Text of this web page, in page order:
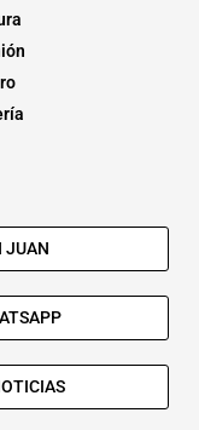
JUAN